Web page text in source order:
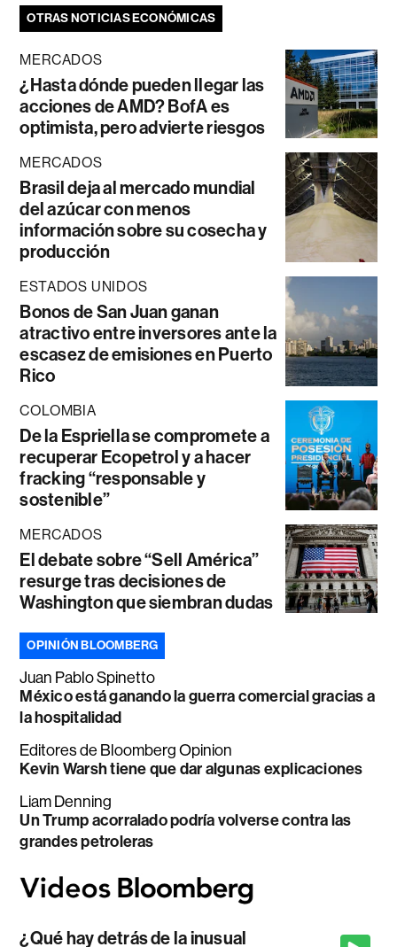
OTRAS NOTICIAS ECONÓMICAS
MERCADOS
¿Hasta dónde pueden llegar las
acciones de AMD? BofA es
optimista, pero advierte riesgos
MERCADOS
Brasil deja al mercado mundial
del azúcar con menos
información sobre su cosecha y
producción
ESTADOS UNIDOS
Bonos de San Juan ganan
atractivo entre inversores ante la
escasez de emisiones en Puerto
Rico
COLOMBIA
De la Espriella se compromete a
recuperar Ecopetrol y a hacer
fracking “responsable y
sostenible”
MERCADOS
El debate sobre “Sell América”
resurge tras decisiones de
Washington que siembran dudas
OPINIÓN BLOOMBERG
Juan Pablo Spinetto
México está ganando la guerra comercial gracias a
la hospitalidad
Editores de Bloomberg Opinion
Kevin Warsh tiene que dar algunas explicaciones
Liam Denning
Un Trump acorralado podría volverse contra las
grandes petroleras
¿Qué hay detrás de la inusual